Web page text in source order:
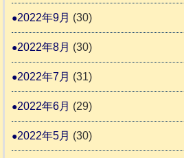
2022年9月 (30)
2022年8月 (30)
2022年7月 (31)
2022年6月 (29)
2022年5月 (30)